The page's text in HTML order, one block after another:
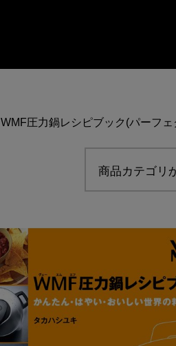
WMF圧力鍋レシピブック(パーフェ
商品カテゴリ